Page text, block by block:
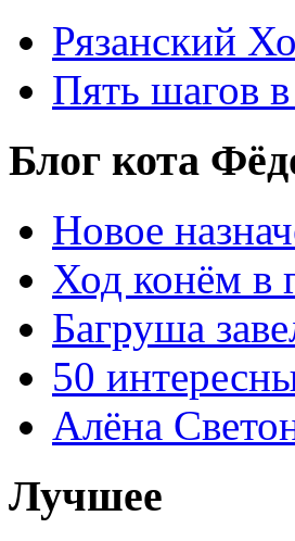
Рязанский
Пять шагов
Блог кота
Новое
Ход конём в
Багруша
50
Алёна
Лучшее